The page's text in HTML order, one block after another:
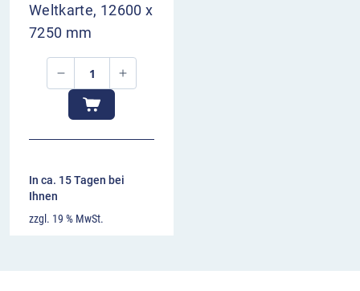
Weltkarte, 12600 x
7250 mm
In ca. 15 Tagen bei
Ihnen
zzgl. 19 % MwSt.